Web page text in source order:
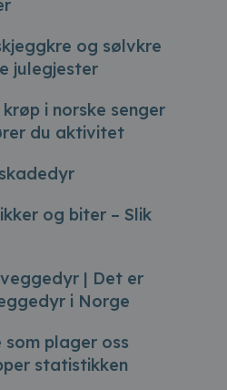
og sølvkre
julegjester
i norske senger
du aktivitet
og biter – Slik
| Det er
i Norge
som plager oss
statistikken